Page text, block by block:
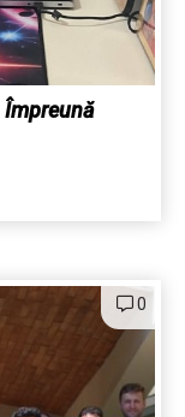
Împreună
0